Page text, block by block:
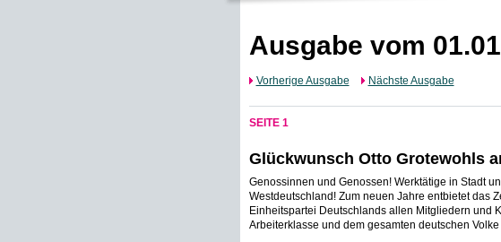
Ausgabe vom
Vorherige Ausgabe Nächste Ausgabe
SEITE 1
Glückwunsch Otto Grotewohls
Genossinnen und Genossen! Werktätige in Stadt
Westdeutschland! Zum neuen Jahre entbietet das
Einheitspartei Deutschlands allen Mitgliedern und
Arbeiterklasse und dem gesamten deutschen